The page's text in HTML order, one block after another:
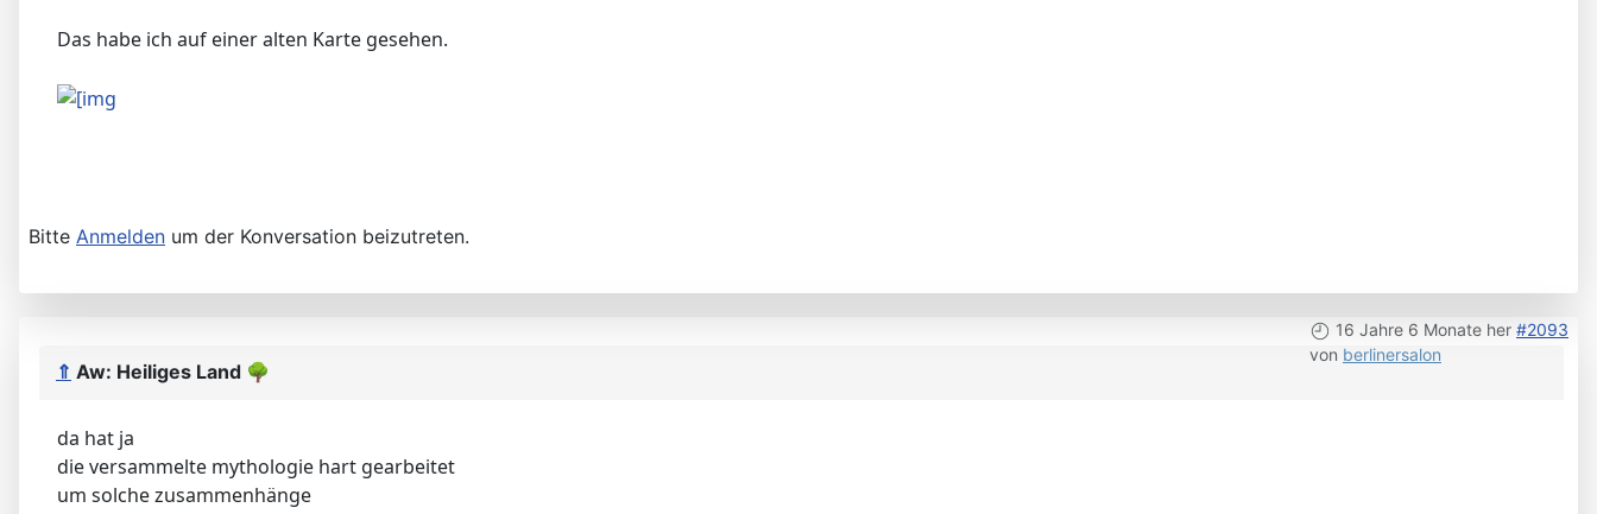
Das habe ich auf einer alten Karte gesehen.
Bitte Anmelden um der Konversation beizutreten.
16 Jahre 6 Monate her #2093
von berlinersalon
⇑ Aw: Heiliges Land 🌳
da hat ja
die versammelte mythologie hart gearbeitet
um solche zusammenhänge